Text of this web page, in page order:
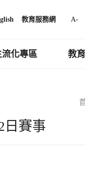
教育服務網 A-
化專區 教
日賽事